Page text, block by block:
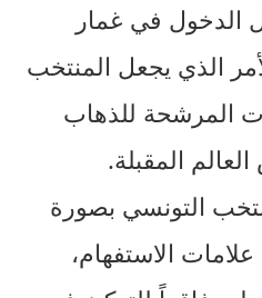
الدخول في غمار
الذي يجعل المنتخب
المرشحة للذهاب
المقبلة.
التونسي بصورة
الاستفهام،